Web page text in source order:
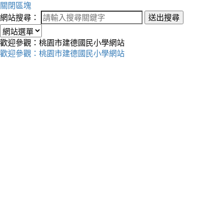
關閉區塊
網站搜尋：
送出搜尋
歡迎參觀：桃園市建德國民小學網站
歡迎參觀：桃園市建德國民小學網站